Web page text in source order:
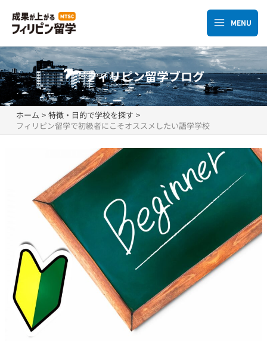
ス
キ
ッ
Main
Menu
MENU
フィリピン留学ブログ
ホーム
特徴・目的で学校を探す
フィリピン留学で初級者にこそオススメしたい語学学校